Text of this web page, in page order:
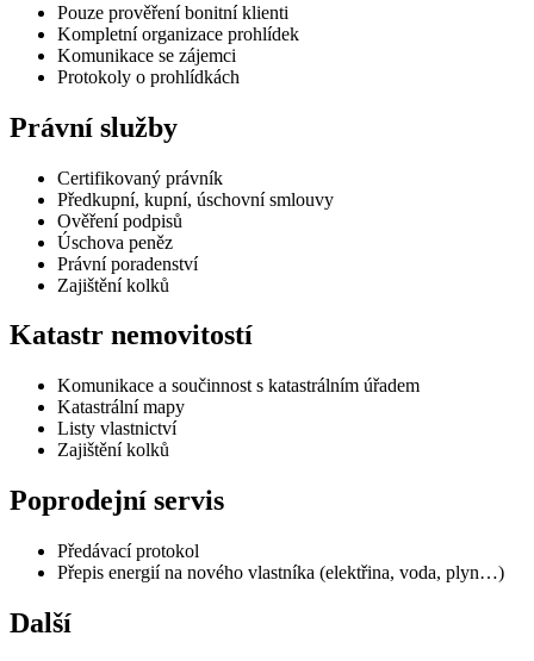
Pouze prověření bonitní klienti
Kompletní organizace prohlídek
Komunikace se zájemci
Protokoly o prohlídkách
Právní služby
Certifikovaný právník
Předkupní, kupní, úschovní smlouvy
Ověření podpisů
Úschova peněz
Právní poradenství
Zajištění kolků
Katastr nemovitostí
Komunikace a součinnost s katastrálním úřadem
Katastrální mapy
Listy vlastnictví
Zajištění kolků
Poprodejní servis
Předávací protokol
Přepis energií na nového vlastníka (elektřina, voda, plyn…)
Další